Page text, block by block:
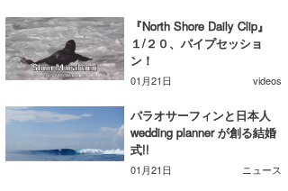
『North Shore Daily Clip』
１/２０、パイプセッショ
ン！
01月21日 videos
パラオサーフィンと日本人
wedding planner が創る結婚
式!!
01月21日 ニュース
waka☆=
YUKI☆